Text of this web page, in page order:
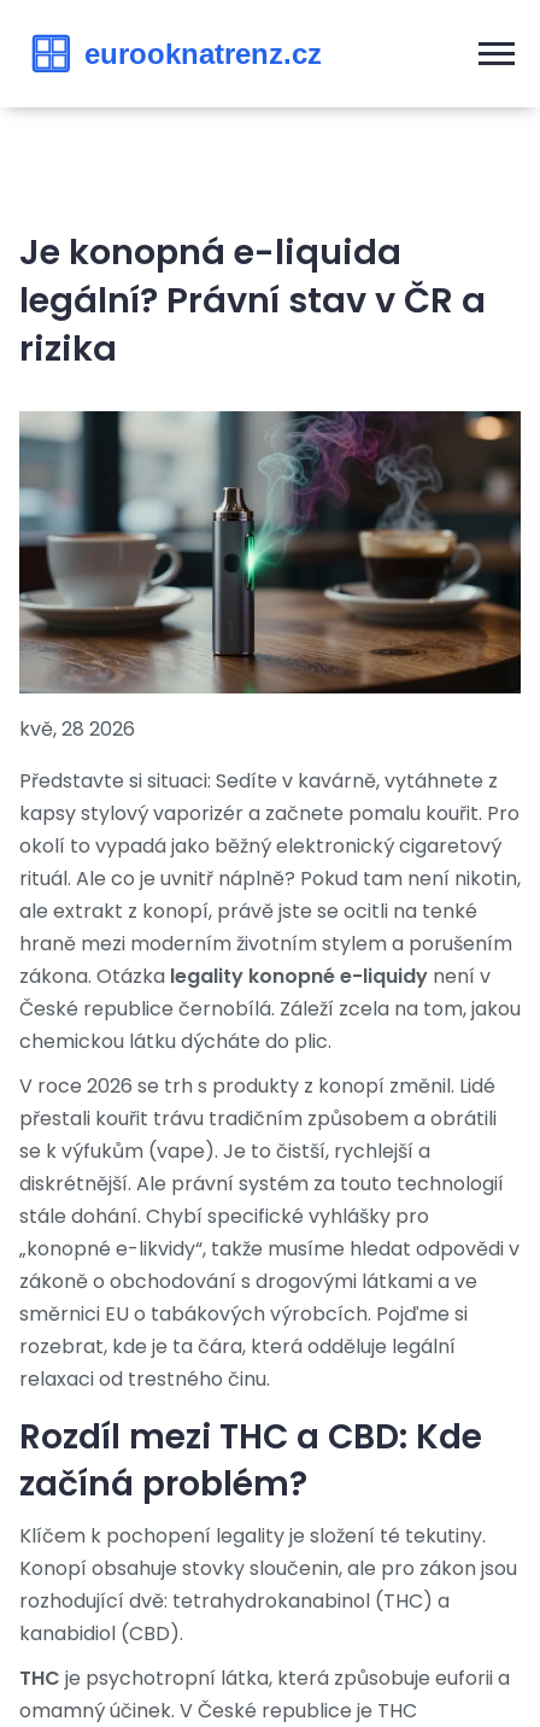
Je konopná e-liquida
legální? Právní stav v ČR a
rizika
kvě, 28 2026
Představte si situaci: Sedíte v kavárně, vytáhnete z
kapsy stylový vaporizér a začnete pomalu kouřit. Pro
okolí to vypadá jako běžný elektronický cigaretový
rituál. Ale co je uvnitř náplně? Pokud tam není nikotin,
ale extrakt z konopí, právě jste se ocitli na tenké
hraně mezi moderním životním stylem a porušením
zákona. Otázka legality konopné e-liquidy není v
České republice černobílá. Záleží zcela na tom, jakou
chemickou látku dýcháte do plic.
V roce 2026 se trh s produkty z konopí změnil. Lidé
přestali kouřit trávu tradičním způsobem a obrátili
se k výfukům (vape). Je to čistší, rychlejší a
diskrétnější. Ale právní systém za touto technologií
stále dohání. Chybí specifické vyhlášky pro
„konopné e-likvidy“, takže musíme hledat odpovědi v
zákoně o obchodování s drogovými látkami a ve
směrnici EU o tabákových výrobcích. Pojďme si
rozebrat, kde je ta čára, která odděluje legální
relaxaci od trestného činu.
Rozdíl mezi THC a CBD: Kde
začíná problém?
Klíčem k pochopení legality je složení té tekutiny.
Konopí obsahuje stovky sloučenin, ale pro zákon jsou
rozhodující dvě: tetrahydrokanabinol (THC) a
kanabidiol (CBD).
THC je psychotropní látka, která způsobuje euforii a
omamný účinek. V České republice je THC